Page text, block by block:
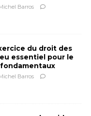
Barros
du droit des
essentiel pour le
Barros